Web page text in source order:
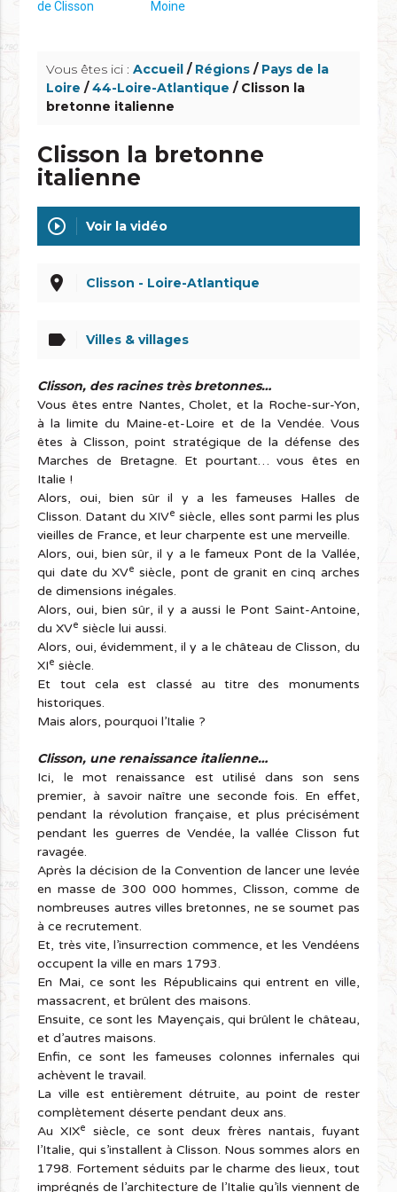
Vous êtes ici :Accueil / Régions / Pays de la
Loire /44-Loire-Atlantique / Clisson la
bretonne italienne
Clisson la bretonne
italienne
play_circle_outline Voir la vidéo
place Clisson - Loire-Atlantique
label Villes & villages
Clisson, des racines très bretonnes…
Vous êtes entre Nantes, Cholet, et la Roche-sur-Yon,
à la limite du Maine-et-Loire et de la Vendée. Vous
êtes à Clisson, point stratégique de la défense des
Marches de Bretagne. Et pourtant… vous êtes en
Italie !
Alors, oui, bien sûr il y a les fameuses Halles de
Clisson. Datant du XIVe siècle, elles sont parmi les plus
vieilles de France, et leur charpente est une merveille.
Alors, oui, bien sûr, il y a le fameux Pont de la Vallée,
qui date du XVe siècle, pont de granit en cinq arches
de dimensions inégales.
Alors, oui, bien sûr, il y a aussi le Pont Saint-Antoine,
du XVe siècle lui aussi.
Alors, oui, évidemment, il y a le château de Clisson, du
XIe siècle.
Et tout cela est classé au titre des monuments
historiques.
Mais alors, pourquoi l’Italie ?
Clisson, une renaissance italienne…
Ici, le mot renaissance est utilisé dans son sens
premier, à savoir naître une seconde fois. En effet,
pendant la révolution française, et plus précisément
pendant les guerres de Vendée, la vallée Clisson fut
ravagée.
Après la décision de la Convention de lancer une levée
en masse de 300 000 hommes, Clisson, comme de
nombreuses autres villes bretonnes, ne se soumet pas
à ce recrutement.
Et, très vite, l’insurrection commence, et les Vendéens
occupent la ville en mars 1793.
En Mai, ce sont les Républicains qui entrent en ville,
massacrent, et brûlent des maisons.
Ensuite, ce sont les Mayençais, qui brûlent le château,
et d’autres maisons.
Enfin, ce sont les fameuses colonnes infernales qui
achèvent le travail.
La ville est entièrement détruite, au point de rester
complètement déserte pendant deux ans.
Au XIXe
siècle, ce sont deux frères nantais, fuyant
l’Italie, qui s’installent à Clisson. Nous sommes alors en
1798. Fortement séduits par le charme des lieux, tout
imprégnés de l’architecture de l’Italie qu’ils viennent de